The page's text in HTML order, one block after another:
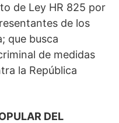
de Ley HR 825 por
de los
que busca
de medidas
la República
DEL